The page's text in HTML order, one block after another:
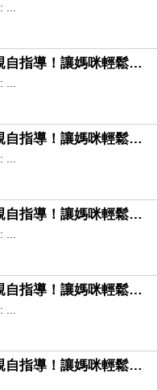
宅配快樂大廚來上菜！阿芳老師親自指導！讓媽咪輕鬆料理，營造無煙廚房，經濟、美味、方便，八分鐘讓你當名廚！
宅配快樂大廚來上菜！阿芳老師親自指導！讓媽咪輕鬆料理，營造無煙廚房，經濟、美味、方便，八分鐘讓你當名廚！
宅配快樂大廚來上菜！阿芳老師親自指導！讓媽咪輕鬆料理，營造無煙廚房，經濟、美味、方便，八分鐘讓你當名廚！
宅配快樂大廚來上菜！阿芳老師親自指導！讓媽咪輕鬆料理，營造無煙廚房，經濟、美味、方便，八分鐘讓你當名廚！
宅配快樂大廚來上菜！阿芳老師親自指導！讓媽咪輕鬆料理，營造無煙廚房，經濟、美味、方便，八分鐘讓你當名廚！